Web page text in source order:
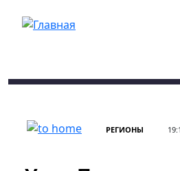
РЕГИОНЫ